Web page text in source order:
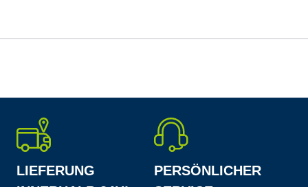
LIEFERUNG
PERSÖNLICHER